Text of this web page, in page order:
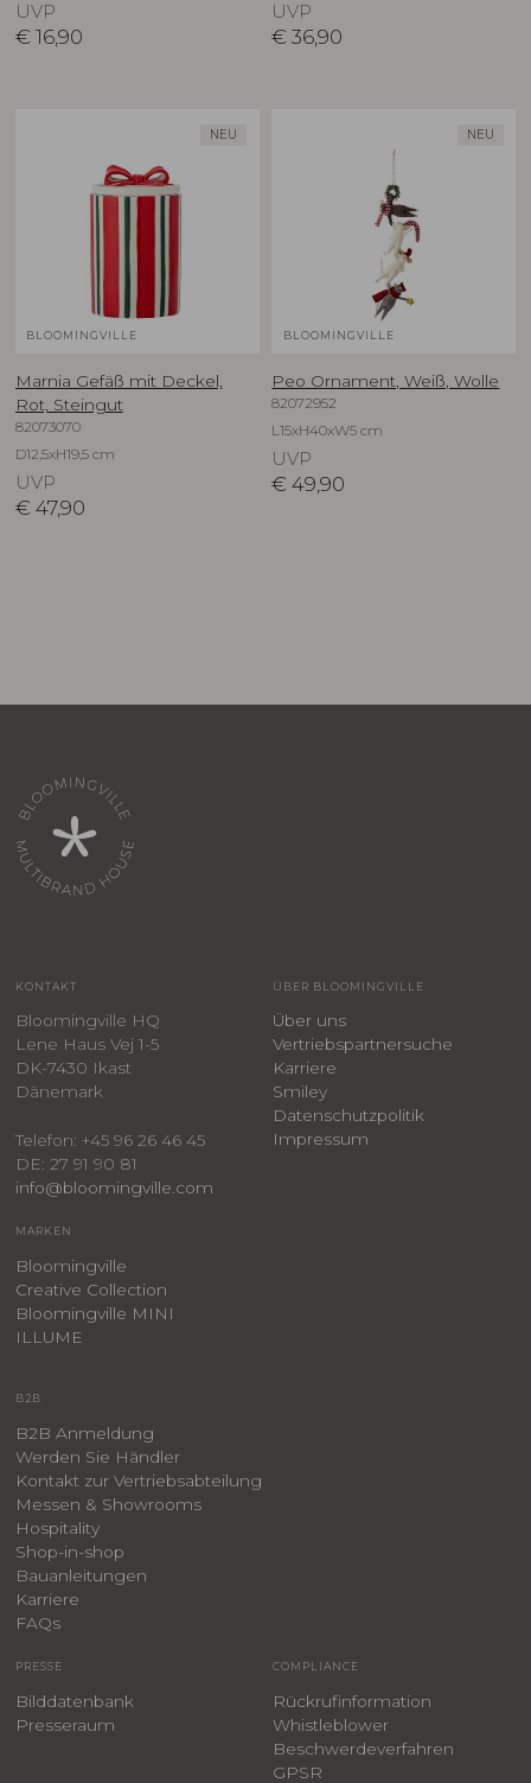
UVP
€ 16,90
UVP
€ 36,90
NEU
BLOOMINGVILLE
Marnia Gefäß mit Deckel,
Rot, Steingut
82073070
D12,5xH19,5 cm
UVP
€ 47,90
NEU
BLOOMINGVILLE
Peo Ornament, Weiß, Wolle
82072952
L15xH40xW5 cm
UVP
€ 49,90
KONTAKT
Bloomingville HQ
Lene Haus Vej 1-5
DK-7430 Ikast
Dänemark
Telefon: +45 96 26 46 45
DE: 27 91 90 81
info@bloomingville.com
ÜBER BLOOMINGVILLE
Über uns
Vertriebspartnersuche
Karriere
Smiley
​Datenschutzpolitik
Impressum
MARKEN
Bloomingville
Creative Collection
Bloomingville MINI
ILLUME
B2B
B2B Anmeldung
Werden Sie Händler
Kontakt zur Vertriebsabteilung
Messen & Showrooms
Hospitality
Shop-in-shop
Bauanleitungen
​Karriere
FAQs
PRESSE
Bilddatenbank
Presseraum
COMPLIANCE
Rückrufinformation
Whistleblower
​Beschwerdeverfahren
GPSR